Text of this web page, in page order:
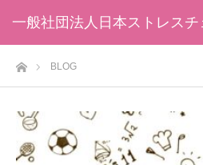
一般社団法人日本ストレスチ
ホームBLOG